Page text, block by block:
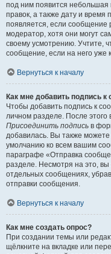
под ним появится небольшая
правок, а также дату и время
появляется, если сообщение
модератор, хотя они могут
своему усмотрению. Учтите,
сообщение, если на него уже
Вернуться к началу
Как мне добавить подпись
Чтобы добавить подпись к
личном разделе. После
Присоединить подпись в
добавилась. Вы также
умолчанию ко всем вашим
параграфе «Отправка
разделе. Несмотря на это,
отдельных сообщениях,
отправки сообщения.
Вернуться к началу
Как мне создать опрос?
При создании темы или
щёлкните на вкладке или